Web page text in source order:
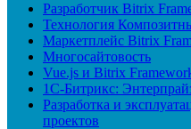
Разработчик Bitrix
Технология
Маркетплейс Bitrix
Многосайтовость
Vue.js и Bitrix
1С-Битрикс:
Разработка и
проектов